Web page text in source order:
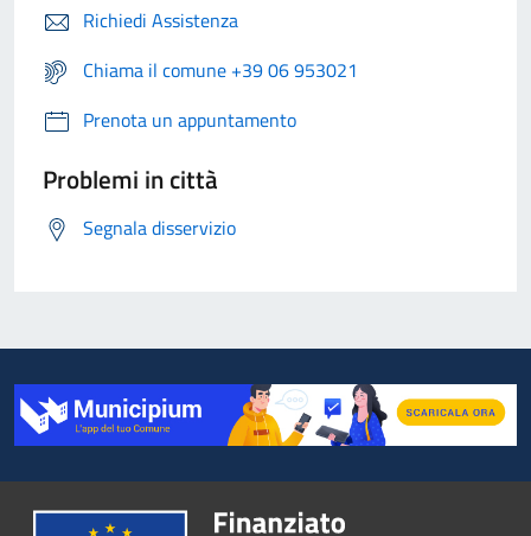
Richiedi Assistenza
Chiama il comune +39 06 953021
Prenota un appuntamento
Problemi in città
Segnala disservizio